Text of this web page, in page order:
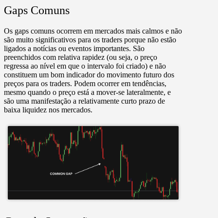
Gaps Comuns
Os gaps comuns ocorrem em mercados mais calmos e não
são muito significativos para os traders porque não estão
ligados a notícias ou eventos importantes. São
preenchidos com relativa rapidez (ou seja, o preço
regressa ao nível em que o intervalo foi criado) e não
constituem um bom indicador do movimento futuro dos
preços para os traders. Podem ocorrer em tendências,
mesmo quando o preço está a mover-se lateralmente, e
são uma manifestação a relativamente curto prazo de
baixa liquidez nos mercados.